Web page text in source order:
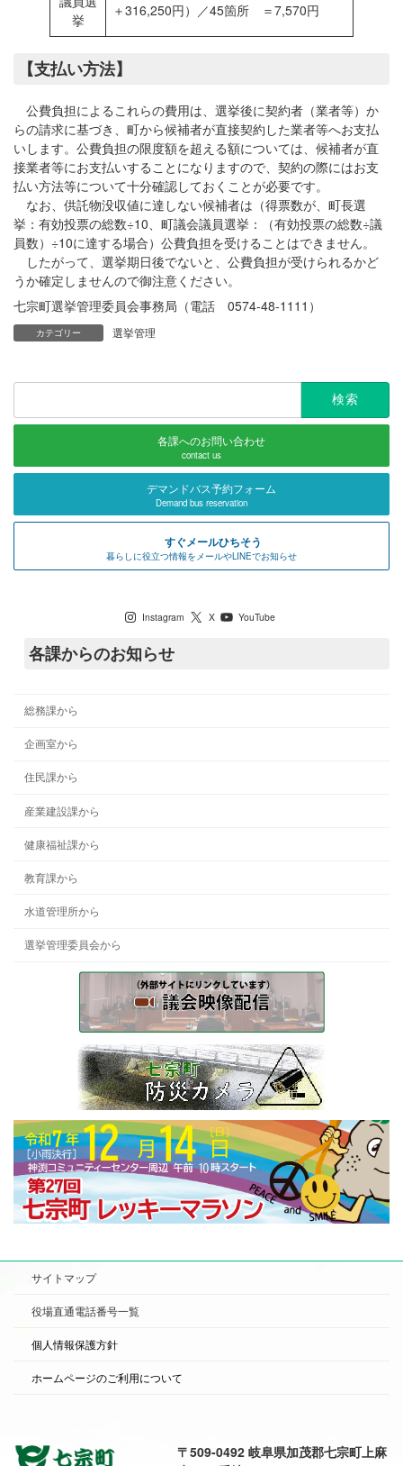
挙
＋316,250円）／45箇所 ＝7,570円
【支払い方法】
公費負担によるこれらの費用は、選挙後に契約者（業者等）か
らの請求に基づき、町から候補者が直接契約した業者等へお支払
いします。公費負担の限度額を超える額については、候補者が直
接業者等にお支払いすることになりますので、契約の際にはお支
払い方法等について十分確認しておくことが必要です。
なお、供託物没収値に達しない候補者は（得票数が、町長選
挙：有効投票の総数÷10、町議会議員選挙：（有効投票の総数÷議
員数）÷10に達する場合）公費負担を受けることはできません。
したがって、選挙期日後でないと、公費負担が受けられるかど
うか確定しませんので御注意ください。
七宗町選挙管理委員会事務局（電話 0574-48-1111）
カテゴリー 選挙管理
検
各課へのお問い合わせ
contact us
デマンドバス予約フォーム
Demand bus reservation
すぐメールひちそう
暮らしに役立つ情報をメールやLINEでお知らせ
Instagram X YouTube
各課からのお知らせ
総務課から
企画室から
住民課から
産業建設課から
健康福祉課から
教育課から
水道管理所から
選挙管理委員会から
サイトマップ
役場直通電話番号一覧
個人情報保護方針
ホームページのご利用について
〒509-0492 岐阜県加茂郡七宗町上麻